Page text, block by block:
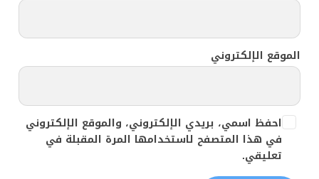
الموقع الإلكتروني
احفظ اسمي، بريدي الإلكتروني، والموقع الإلكتروني
في هذا المتصفح لاستخدامها المرة المقبلة في
تعليقي.